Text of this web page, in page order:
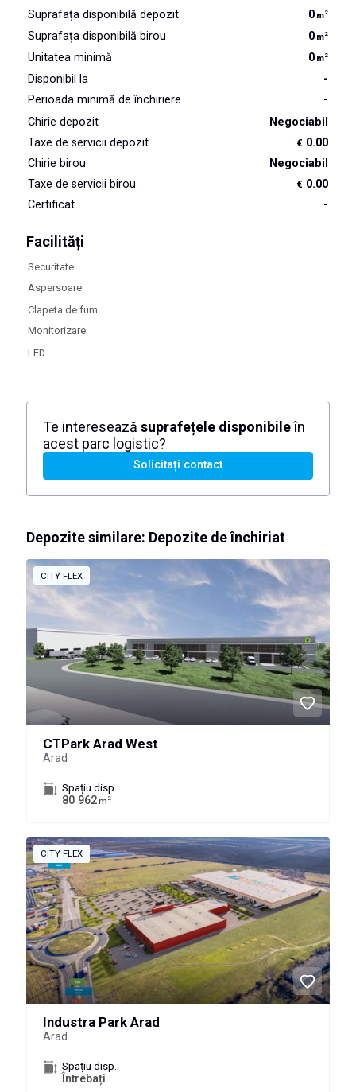
Suprafața disponibilă depozit
0 m2
Suprafața disponibilă birou 0 m2
Unitatea minimă 0 m2
Disponibil la
-
Perioada minimă de închiriere
-
Chirie depozit
Negociabil
Taxe de servicii depozit
€ 0.00
Chirie birou
Negociabil
Taxe de servicii birou
€ 0.00
Certificat
-
Facilități
Securitate
Aspersoare
Clapeta de fum
Monitorizare
LED
Te interesează suprafețele disponibileîn
acest parc logistic?
Solicitați contact
Depozite similare: Depozite de închiriat
CITY FLEX
CTPark Arad West
Arad
Spațiu disp.:
80 962m 2
CITY FLEX
Industra Park Arad
Arad
Spațiu disp.:
Întrebați